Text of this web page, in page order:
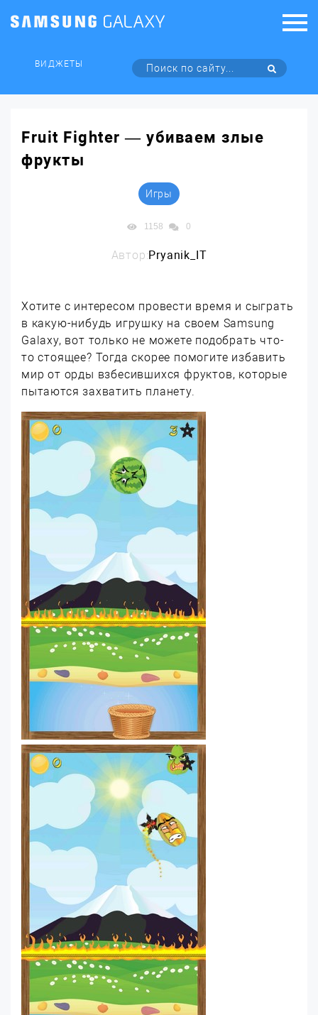
ВИДЖЕТЫ
Fruit Fighter — убиваем злые
фрукты
Игры
1158 0
Автор:Pryanik_IT
Хотите с интересом провести время и сыграть
в какую-нибудь игрушку на своем Samsung
Galaxy, вот только не можете подобрать что-
то стоящее? Тогда скорее помогите избавить
мир от орды взбесившихся фруктов, которые
пытаются захватить планету.